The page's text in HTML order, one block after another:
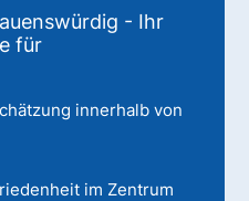
- Ihr
für
innerhalb von
im Zentrum